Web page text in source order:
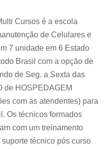
Cursos é a escola
de Celulares e
7 unidade em 6 Estado
Brasil com a opção de
de Seg. a Sexta das
de HOSPEDAGEM
com as atendentes) para
Os técnicos formados
com um treinamento
técnico pós curso